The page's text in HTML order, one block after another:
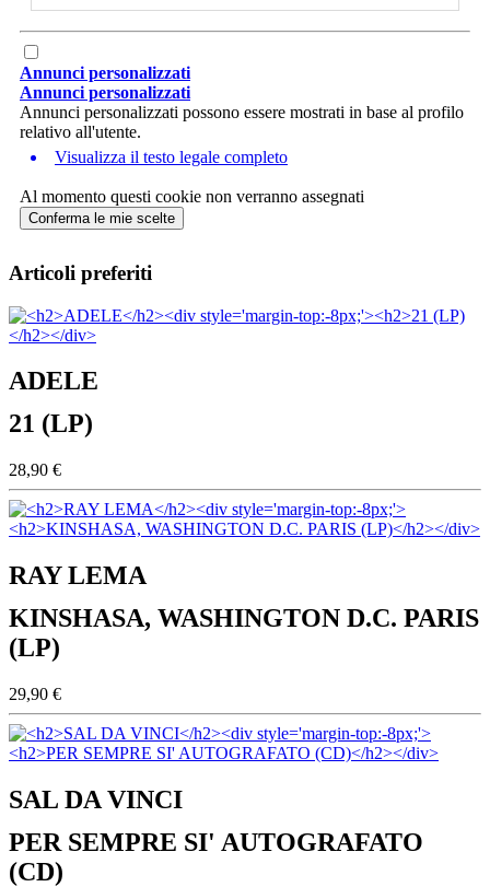
Annunci personalizzati
Annunci personalizzati
Annunci personalizzati possono essere mostrati in base al profilo
relativo all'utente.
Visualizza il testo legale completo
Al momento questi cookie non verranno assegnati
Conferma le mie scelte
Articoli preferiti
ADELE
21 (LP)
28,90 €
RAY LEMA
KINSHASA, WASHINGTON D.C. PARIS
(LP)
29,90 €
SAL DA VINCI
PER SEMPRE SI' AUTOGRAFATO
(CD)